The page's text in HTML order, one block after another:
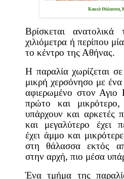
Κακιά Θάλασσα,
Βρίσκεται
χιλιόμετρα ή περίπου
το κέντρο της Αθήνας.
Η παραλία χωρίζεται
μικρή χερσόνησο με
αφιερωμένο στον Αγιο
πρώτο και
υπάρχουν και αρκετές
και μεγαλύτερο έχει
έχει άμμο και
στη θάλασσα εκτός
στην αρχή, πιο μέσα
Ένα τμήμα της